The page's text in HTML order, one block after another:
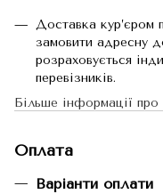
Доставка кур’єром
замовити адресну
розраховується
перевізників.
Більше інформації про
Оплата
Варіанти оплати